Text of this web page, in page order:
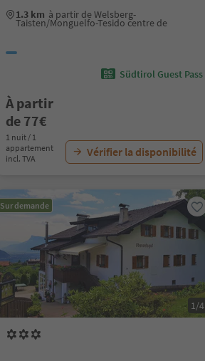
1.3 km à partir de Welsberg-
Taisten/Monguelfo-Tesido centre de
Südtirol Guest Pass
À partir
de 77€
1 nuit / 1
appartement
incl. TVA
Vérifier la disponibilité
Sur demande
1/4